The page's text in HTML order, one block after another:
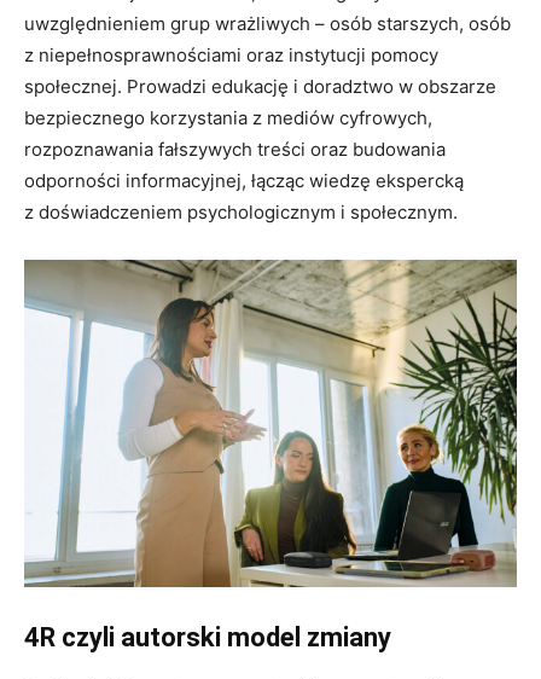
uwzględnieniem grup wrażliwych – osób starszych, osób
z niepełnosprawnościami oraz instytucji pomocy
społecznej. Prowadzi edukację i doradztwo w obszarze
bezpiecznego korzystania z mediów cyfrowych,
rozpoznawania fałszywych treści oraz budowania
odporności informacyjnej, łącząc wiedzę ekspercką
z doświadczeniem psychologicznym i społecznym.
4R czyli autorski model zmiany